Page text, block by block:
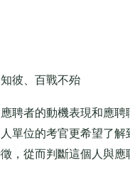
彼、百戰不殆
者的動機表現和應聘
單位的考官更希望了解
，從而判斷這個人與應